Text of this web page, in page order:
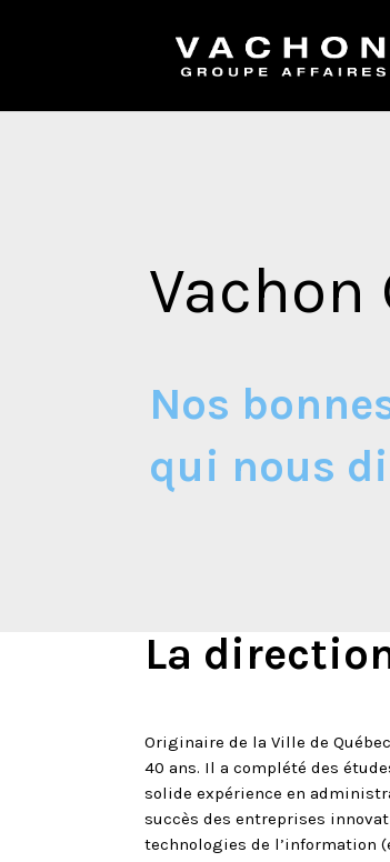
Vachon
Nos
qui nous
La
Originaire de la Ville de
40 ans. Il a complété des
solide expérience en
succès des entreprises
technologies de l’information